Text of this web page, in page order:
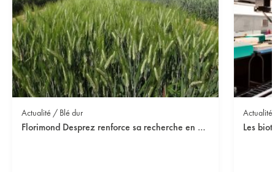
Actualité / Blé dur
Florimond Desprez renforce sa recherche en blé dur et triticale avec l’arrivée d’un nouveau sélectionneur
Actualités